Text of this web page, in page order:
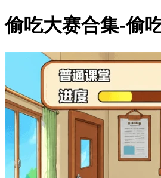
偷吃大赛合集-偷